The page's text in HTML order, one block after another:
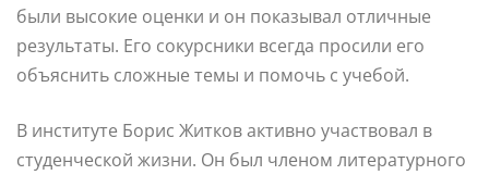
были высокие оценки и он показывал отличные
результаты. Его сокурсники всегда просили его
объяснить сложные темы и помочь с учебой.
В институте Борис Житков активно участвовал в
студенческой жизни. Он был членом литературного